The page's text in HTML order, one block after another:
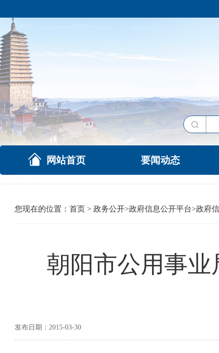
网站首页 要闻动态
您现在的位置： 首页 > 政务公开>政府信息公开平台>政府
朝阳市公用事业
发布日期：2015-03-30